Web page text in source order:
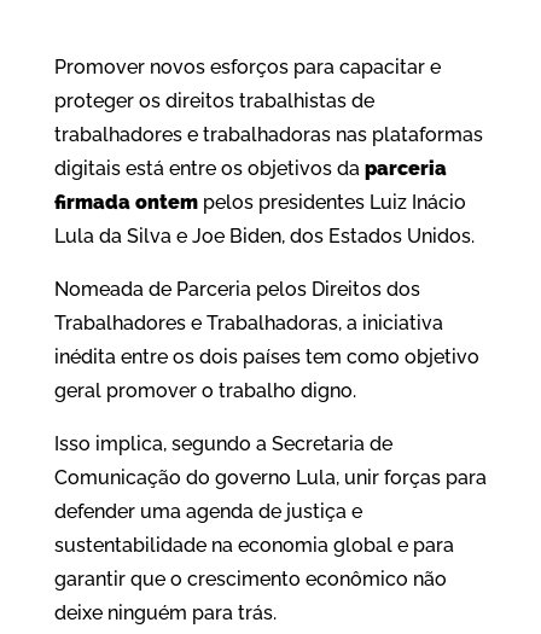
Promover novos esforços para capacitar e
proteger os direitos trabalhistas de
trabalhadores e trabalhadoras nas plataformas
digitais está entre os objetivos da parceria
firmada ontempelos presidentes Luiz Inácio
Lula da Silva e Joe Biden, dos Estados Unidos.
Nomeada de Parceria pelos Direitos dos
Trabalhadores e Trabalhadoras, a iniciativa
inédita entre os dois países tem como objetivo
geral promover o trabalho digno.
Isso implica, segundo a Secretaria de
Comunicação do governo Lula, unir forças para
defender uma agenda de justiça e
sustentabilidade na economia global e para
garantir que o crescimento econômico não
deixe ninguém para trás.